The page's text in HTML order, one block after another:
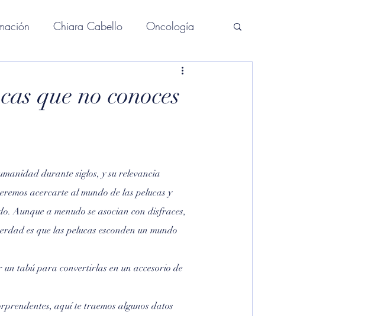
Chiara Cabello Oncología
que no conoces
durante siglos, y su relevancia
acercarte al mundo de las pelucas y
Aunque a menudo se asocian con disfraces,
es que las pelucas esconden un mundo
un tabú para convertirlas en un accesorio de
aquí te traemos algunos datos